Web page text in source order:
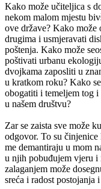
Kako može učiteljica s
nekom malom mjestu
ove države? Kako može
drugima i usmjeravati
poštenja. Kako može
poštivati urbanu
dvojkama zaposliti u
u kratkom roku? Kako
obogatiti i temeljem tog
u našem društvu?
Zar se zaista sve može
odgovor. To su
me demantiraju u mom
u njih pobuđujem vjeru i
zalaganjem može
sreća i radost